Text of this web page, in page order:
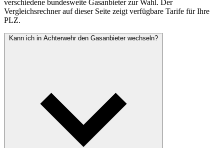
verschiedene bundesweite Gasanbieter zur Wahl. Der
Vergleichsrechner auf dieser Seite zeigt verfügbare Tarife für Ihre
PLZ.
Kann ich in Achterwehr den Gasanbieter wechseln?